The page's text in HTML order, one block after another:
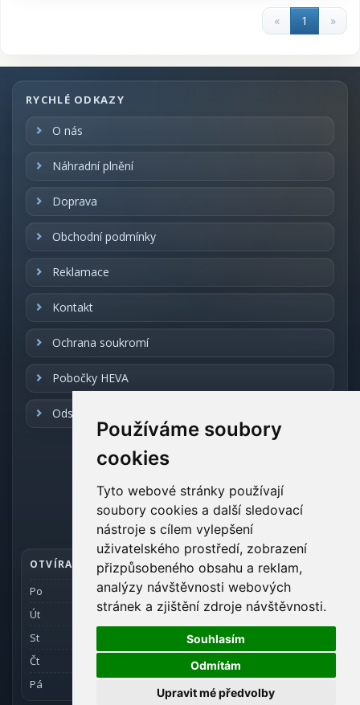
Používáme soubory
cookies
Tyto webové stránky používají
soubory cookies a další sledovací
nástroje s cílem vylepšení
uživatelského prostředí, zobrazení
přizpůsobeného obsahu a reklam,
analýzy návštěvnosti webových
stránek a zjištění zdroje návštěvnosti.
Souhlasím
Odmítám
Upravit mé předvolby
« 1 »
RYCHLÉ ODKAZY
O nás
Náhradní plnění
Doprava
Obchodní podmínky
Reklamace
Kontakt
Ochrana soukromí
Pobočky HEVA
Odstoupení od smlouvy
REALIZACE
Realizace:3Nicom
OTVÍRACÍ DOBA SKLADU
Po
Út
7 - 15
St
Čt
Pá